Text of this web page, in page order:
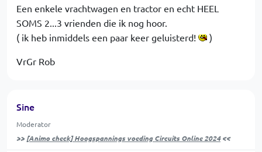
Een enkele vrachtwagen en tractor en echt HEEL
SOMS 2...3 vrienden die ik nog hoor.
( ik heb inmiddels een paar keer geluisterd!
)
VrGr Rob
Sine
Moderator
>> [Animo check] Hoogspannings voeding Circuits Online 2024<<